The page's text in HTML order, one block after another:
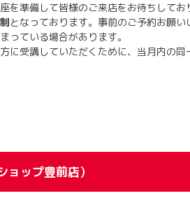
を準備して皆様のご来店をお待ちしてお
となっております。事前のご予約お願い
っている場合があります。
に受講していただくために、当月内の同
ョップ豊前店）